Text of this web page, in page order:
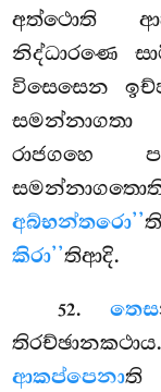
අත්ථොති
නිද්ධාරණෙ
විසෙසෙන
රාජගහෙ
අබ්භන්තරො’’
කිරා’’තිආදි.
52. තෙස
ආකප්පෙනාති